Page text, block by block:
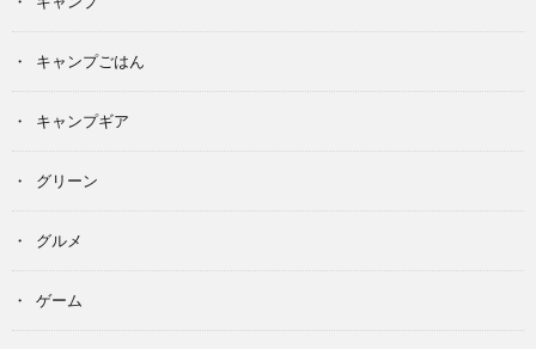
キャンプごはん
キャンプギア
グリーン
グルメ
ゲーム